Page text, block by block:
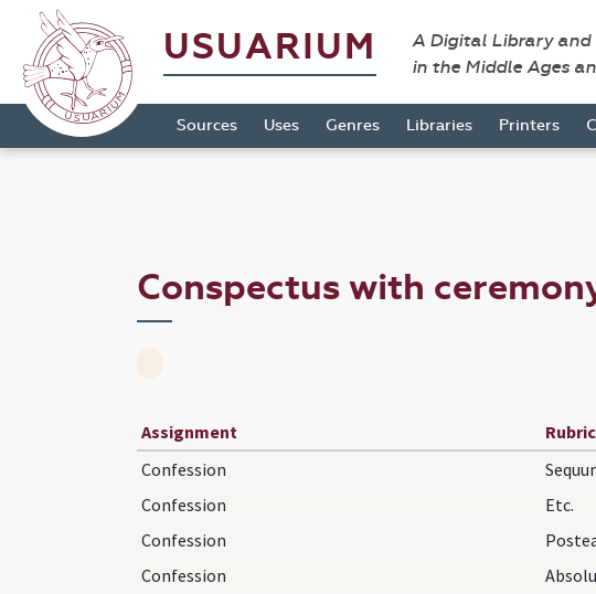
USUARIUM
A Digital Library
in the Middle Ages
Sources Uses Genres Libraries Printers
Conspectus with
Assignment
Confession
Confession
Etc.
Confession
Confession